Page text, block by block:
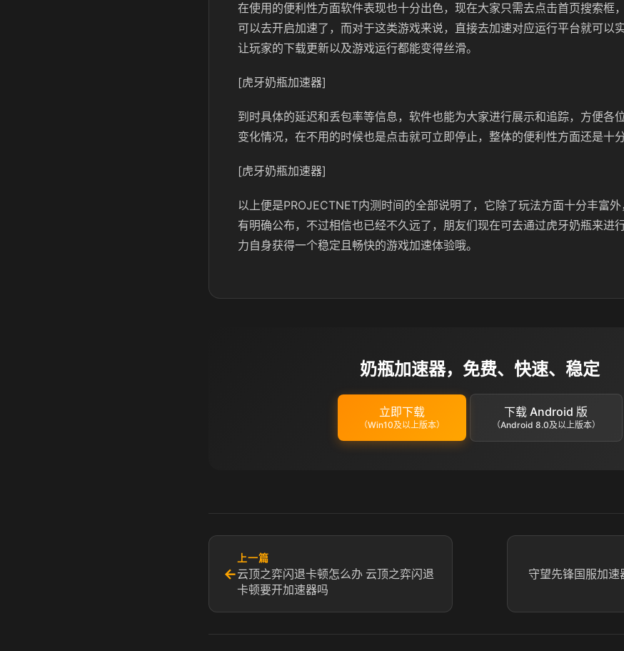
在使用的便利性方面软件表现也十分出色，现在大家只需去点击首页搜索框
可以去开启加速了，而对于这类游戏来说，直接去加速对应运行平台就可以
让玩家的下载更新以及游戏运行都能变得丝滑。
[虎牙奶瓶加速器]
到时具体的延迟和丢包率等信息，软件也能为大家进行展示和追踪，方便各
变化情况，在不用的时候也是点击就可立即停止，整体的便利性方面还是十分
[虎牙奶瓶加速器]
以上便是PROJECTNET内测时间的全部说明了，它除了玩法方面十分丰富
有明确公布，不过相信也已经不久远了，朋友们现在可去通过虎牙奶瓶来进
力自身获得一个稳定且畅快的游戏加速体验哦。
奶瓶加速器，免费、快速、稳定
立即下载
（Win10及以上版本）
下载 Android 版
（Android 8.0及以上版本）
←
上一篇
云顶之弈闪退卡顿怎么办 云顶之弈闪退
卡顿要开加速器吗
守望先锋国服加